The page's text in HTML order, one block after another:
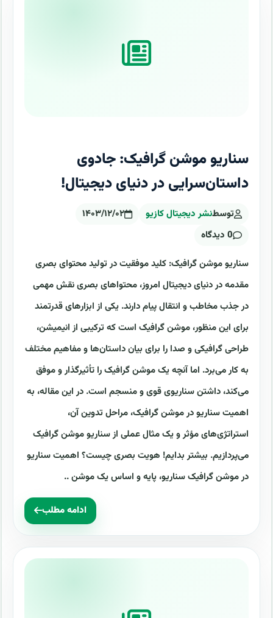
سناریو موشن گرافیک: جادوی
داستان‌سرایی در دنیای دیجیتال!
توسطنشر دیجیتال کازیو
۱۴۰۳/۱۲/۰۲
0 دیدگاه
سناریو موشن گرافیک: کلید موفقیت در تولید محتوای بصری
مقدمه در دنیای دیجیتال امروز، محتواهای بصری نقش مهمی
در جذب مخاطب و انتقال پیام دارند. یکی از ابزارهای قدرتمند
برای این منظور، موشن گرافیک است که ترکیبی از انیمیشن،
طراحی گرافیکی و صدا را برای بیان داستان‌ها و مفاهیم مختلف
به کار می‌برد. اما آنچه یک موشن گرافیک را تأثیرگذار و موفق
می‌کند، داشتن سناریوی قوی و منسجم است. در این مقاله، به
اهمیت سناریو در موشن گرافیک، مراحل تدوین آن،
استراتژی‌های مؤثر و یک مثال عملی از سناریو موشن گرافیک
می‌پردازیم. بیشتر بدایم! هویت بصری چیست؟ اهمیت سناریو
در موشن گرافیک سناریو، پایه و اساس یک موشن ..
ادامه مطلب